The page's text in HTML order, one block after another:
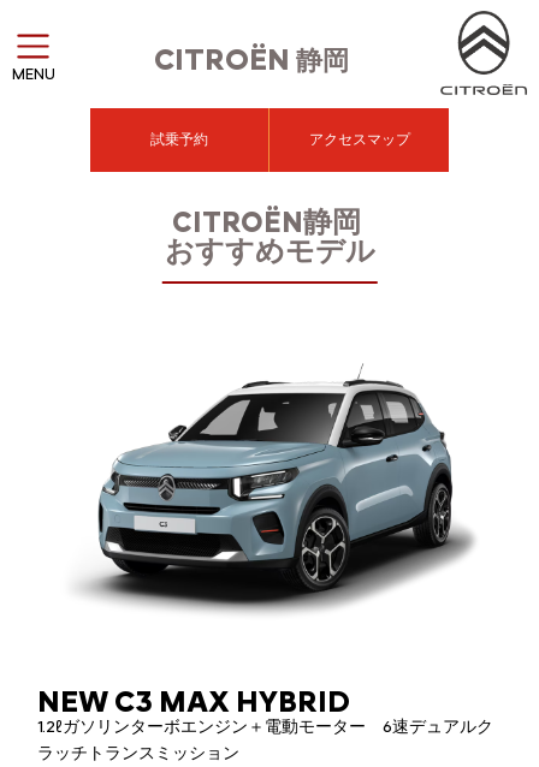
CITROËN 静岡
MENU
試乗予約 アクセスマップ
CITROËN静岡
おすすめモデル
NEW C3 MAX HYBRID
1.2ℓガソリンターボエンジン＋電動モーター 6速デュアルク
ラッチトランスミッション